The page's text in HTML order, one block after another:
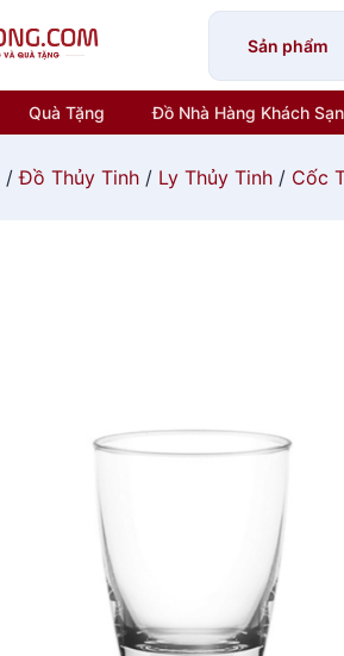
Sản phẩm
Quà Tặng Đồ Nhà Hàng Khách Sạn
/Đồ Thủy Tinh / Ly Thủy Tinh / Cốc